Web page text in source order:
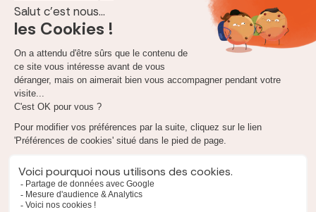
calculez le montant de vos mensualités
Le nouveau DPE